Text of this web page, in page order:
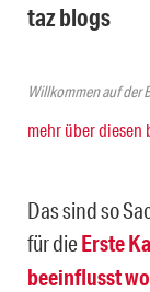
taz blogs
Willkommen auf der
mehr über diesen
Das sind so
für dieErste
beeinflusst